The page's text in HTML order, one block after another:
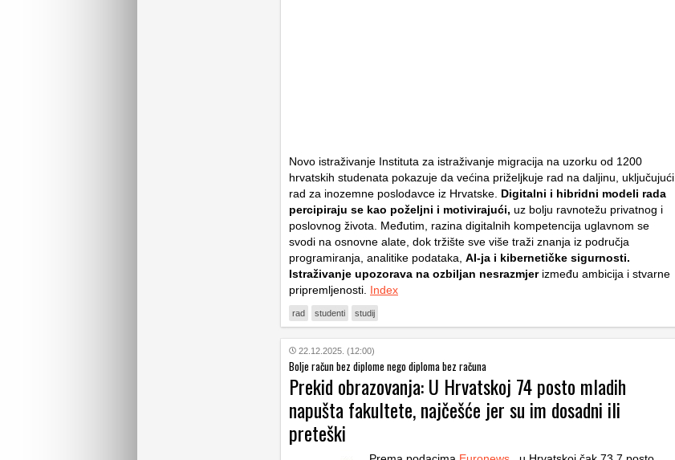
Novo istraživanje Instituta za istraživanje migracija na uzorku od 1200
hrvatskih studenata pokazuje da većina priželjkuje rad na daljinu, uključujući
rad za inozemne poslodavce iz Hrvatske. Digitalni i hibridni modeli rada
percipiraju se kao poželjni i motivirajući, uz bolju ravnotežu privatnog i
poslovnog života. Međutim, razina digitalnih kompetencija uglavnom se
svodi na osnovne alate, dok tržište sve više traži znanja iz područja
programiranja, analitike podataka, AI-ja i kibernetičke sigurnosti.
Istraživanje upozorava na ozbiljan nesrazmjerizmeđu ambicija i stvarne
pripremljenosti. Index
rad studenti studij
22.12.2025. (12:00)
Bolje račun bez diplome nego diploma bez računa
Prekid obrazovanja: U Hrvatskoj 74 posto mladih
napušta fakultete, najčešće jer su im dosadni ili
preteški